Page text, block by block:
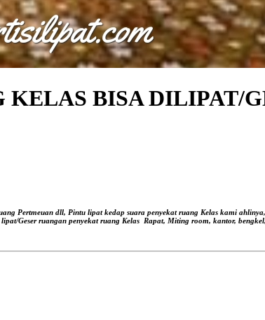
BISA DILIPAT/
Pertmeuan dll, Pintu lipat kedap suara penyekat ruang Kelas kami ahlinya,
Geser ruangan penyekat ruang Kelas Rapat, Miting room, kantor,